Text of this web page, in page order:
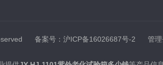
备案号：沪ICP备16026687号-2 管